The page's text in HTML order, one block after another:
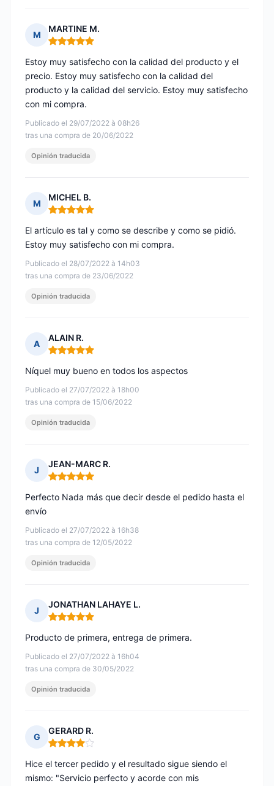
M
MARTINE M.
Nota: 5 de 5
Publicado el 29/07/2022 à 08h26
tras una compra de 20/06/2022
Estoy muy satisfecho con la calidad del producto y el
precio. Estoy muy satisfecho con la calidad del
producto y la calidad del servicio. Estoy muy satisfecho
con mi compra.
Opinión traducida
M
MICHEL B.
Nota: 5 de 5
Publicado el 28/07/2022 à 14h03
tras una compra de 23/06/2022
El artículo es tal y como se describe y como se pidió.
Estoy muy satisfecho con mi compra.
Opinión traducida
A
ALAIN R.
Nota: 5 de 5
Publicado el 27/07/2022 à 18h00
tras una compra de 15/06/2022
Níquel muy bueno en todos los aspectos
Opinión traducida
J
JEAN-MARC R.
Nota: 5 de 5
Publicado el 27/07/2022 à 16h38
tras una compra de 12/05/2022
Perfecto Nada más que decir desde el pedido hasta el
envío
Opinión traducida
J
JONATHAN LAHAYE L.
Nota: 5 de 5
Publicado el 27/07/2022 à 16h04
tras una compra de 30/05/2022
Producto de primera, entrega de primera.
Opinión traducida
G
GERARD R.
Nota: 4 de 5
Hice el tercer pedido y el resultado sigue siendo el
mismo: "Servicio perfecto y acorde con mis